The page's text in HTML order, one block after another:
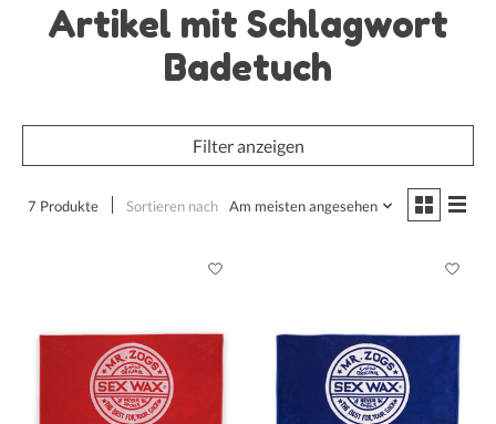
Artikel mit Schlagwort
Badetuch
Filter anzeigen
7 Produkte Sortieren nach Am meisten angesehen